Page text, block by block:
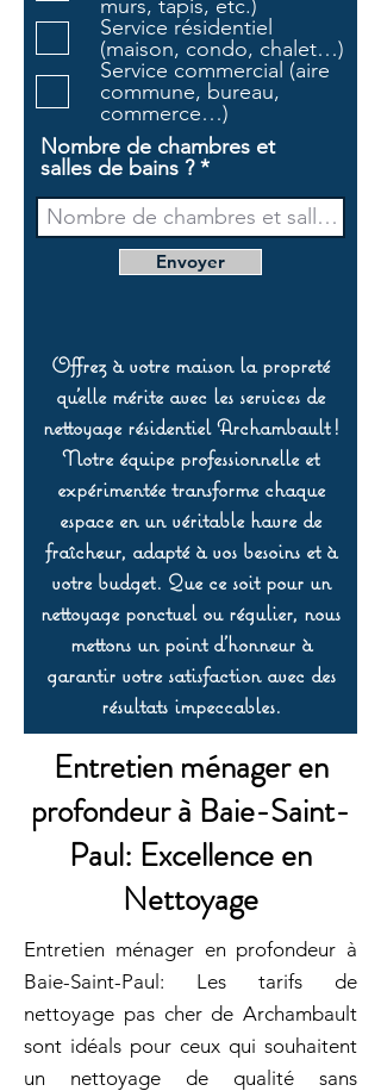
i
r
e
murs, tapis, etc.)
Service résidentiel
(maison, condo, chalet…)
Service commercial (aire
commune, bureau,
commerce…)
Nombre de chambres et
salles de bains ?
Envoyer
Offrez à votre maison la propreté
qu’elle mérite avec les services de
nettoyage résidentiel Archambault !
Notre équipe professionnelle et
expérimentée transforme chaque
espace en un véritable havre de
fraîcheur, adapté à vos besoins et à
votre budget. Que ce soit pour un
nettoyage ponctuel ou régulier, nous
mettons un point d’honneur à
garantir votre satisfaction avec des
résultats impeccables.
Entretien ménager en
profondeur à Baie-Saint-
Paul: Excellence en
Nettoyage
Entretien ménager en profondeur à
Baie-Saint-Paul: Les tarifs de
nettoyage pas cher de Archambault
sont idéals pour ceux qui souhaitent
un nettoyage de qualité sans